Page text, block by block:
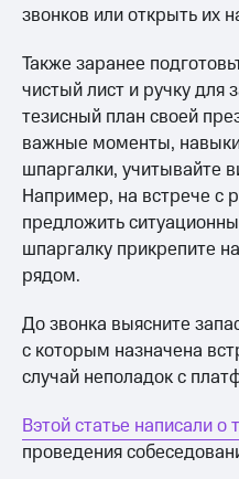
звонков или открыть их
Также заранее
чистый лист и ручку для
тезисный план своей
важные моменты,
шпаргалки, учитывайте
Например, на встрече с
предложить
шпаргалку прикрепите
рядом.
До звонка выясните
с которым назначена
случай неполадок с
Вэтой статье написали о
проведения